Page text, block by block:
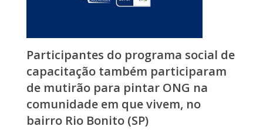
Participantes do programa social de
capacitação também participaram
de mutirão para pintar ONG na
comunidade em que vivem, no
bairro Rio Bonito (SP)